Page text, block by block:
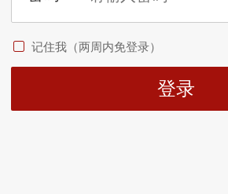
记住我（两周内免登录）